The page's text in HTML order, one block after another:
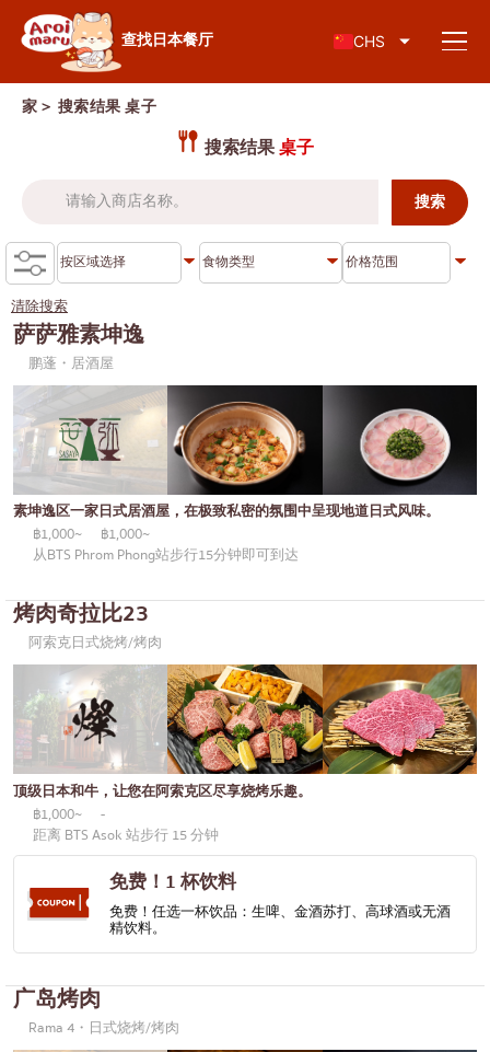
查找日本餐厅 CHS
日本料理
按食物类型搜索
寿司
拉面
居酒屋
日式烤肉/烤肉
猪排盖饭/炸猪排
涮涮锅/寿喜烧
日式咖喱
日式烤鸡肉串
荞麦面/乌冬面
日本糖果
天妇罗
主厨推荐
高级日式餐厅
刺身/海鲜
日式西餐
烤鳗鱼
日本饭团
御好烧/天妇罗
按地区搜索
查伦克伦
吞武里
暹
通罗
完全相同的
阿索克
阿里
风车
沙吞
论坚果
拉玛九世
拉差达
帕卡侬
邦纳
知识专栏
特别文章
KOL推荐的文章
家＞ 搜索结果桌子
搜索结果桌子
清除搜索
萨萨雅素坤逸
鹏蓬・居酒屋
素坤逸区一家日式居酒屋，在极致私密的氛围中呈现地道日式风味。
฿1,000~
฿1,000~
从BTS Phrom Phong站步行15分钟即可到达
烤肉奇拉比23
阿索克日式烧烤/烤肉
顶级日本和牛，让您在阿索克区尽享烧烤乐趣。
฿1,000~
-
距离 BTS Asok 站步行 15 分钟
免费！1 杯饮料
免费！任选一杯饮品：生啤、金酒苏打、高球酒或无酒
精饮料。
广岛烤肉
Rama 4・日式烧烤/烤肉